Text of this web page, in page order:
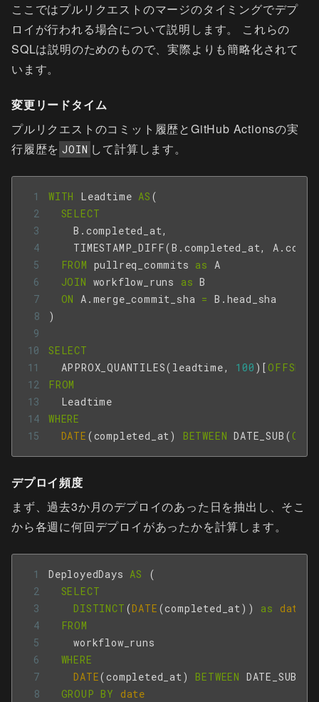
ここではプルリクエストのマージのタイミングでデプ
ロイが行われる場合について説明します。 これらの
SQLは説明のためのもので、実際よりも簡略化されて
います。
変更リードタイム
プルリクエストのコミット履歴とGitHub Actionsの実
行履歴を JOIN して計算します。
WITH Leadtime AS (
SELECT
B . completed_at,
TIMESTAMP_DIFF(B . completed_at, A .
FROM pullreq_commits as A
JOIN workflow_runs as B
ON A . merge_commit_sha = B . head_sha
)
SELECT
APPROX_QUANTILES( leadtime, 100 )[ OFFSET
FROM
Leadtime
WHERE
DATE (completed_at ) BETWEEN DATE_SUB (
デプロイ頻度
まず、過去3か月のデプロイのあった日を抽出し、そこ
から各週に何回デプロイがあったかを計算します。
DeployedDays AS
(
SELECT
DISTINCT (DATE (completed_at )) as
date
FROM
workflow_runs
WHERE
DATE(completed_at ) BETWEEN DATE_SUB
GROUP BY
date